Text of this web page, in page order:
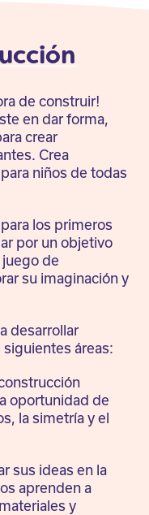
de construir!
en dar forma,
crear
Crea
niños de todas
los primeros
por un objetivo
de
su imaginación y
desarrollar
áreas:
oportunidad de
la simetría y el
sus ideas en la
aprenden a
y